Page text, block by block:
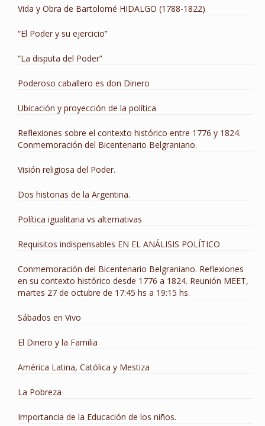
Vida y Obra de Bartolomé HIDALGO (1788-1822)
“El Poder y su ejercicio”
“La disputa del Poder”
Poderoso caballero es don Dinero
Ubicación y proyección de la política
Reflexiones sobre el contexto histórico entre 1776 y 1824.
Conmemoración del Bicentenario Belgraniano.
Visión religiosa del Poder.
Dos historias de la Argentina.
Política igualitaria vs alternativas
Requisitos indispensables EN EL ANÁLISIS POLÍTICO
Conmemoración del Bicentenario Belgraniano. Reflexiones
en su contexto histórico desde 1776 a 1824. Reunión MEET,
martes 27 de octubre de 17:45 hs a 19:15 hs.
Sábados en Vivo
El Dinero y la Familia
América Latina, Católica y Mestiza
La Pobreza
Importancia de la Educación de los niños.